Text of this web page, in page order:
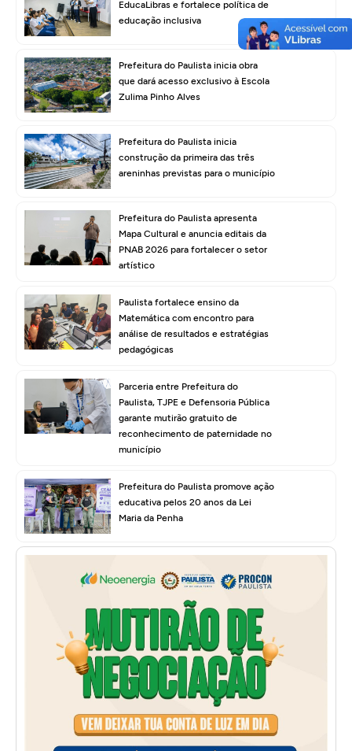
EducaLibras e fortalece política de
educação inclusiva
Prefeitura do Paulista inicia obra
que dará acesso exclusivo à Escola
Zulima Pinho Alves
Prefeitura do Paulista inicia
construção da primeira das três
areninhas previstas para o município
Prefeitura do Paulista apresenta
Mapa Cultural e anuncia editais da
PNAB 2026 para fortalecer o setor
artístico
Paulista fortalece ensino da
Matemática com encontro para
análise de resultados e estratégias
pedagógicas
Parceria entre Prefeitura do
Paulista, TJPE e Defensoria Pública
garante mutirão gratuito de
reconhecimento de paternidade no
município
Prefeitura do Paulista promove ação
educativa pelos 20 anos da Lei
Maria da Penha